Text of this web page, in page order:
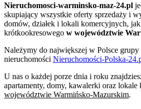
Nieruchomosci-warminsko-maz-24.pl
skupiający wszystkie oferty sprzedaży i
domów, działek i lokali komercyjnych,
krótkookresowego w województwie
Należymy do największej w Polsce
nieruchomości Nieruchomości-Polska-
U nas o każdej porze dnia i roku
apartamenty, domy, kawalerki oraz lokale
województwie Warmińsko-Mazurskim.